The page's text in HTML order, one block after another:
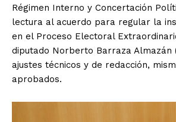
Régimen Interno y Concertación
lectura al acuerdo para regular la
en el Proceso Electoral
diputado Norberto Barraza Almazán
ajustes técnicos y de redacción,
aprobados.